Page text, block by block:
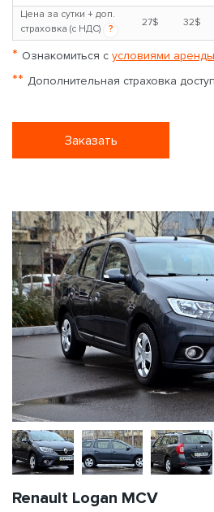
Цена за сутки + доп.
страховка (с НДС)
?
27$ 32$
* Ознакомиться с условиями аренды
** Дополнительная страховка
Заказать
Renault Logan MCV